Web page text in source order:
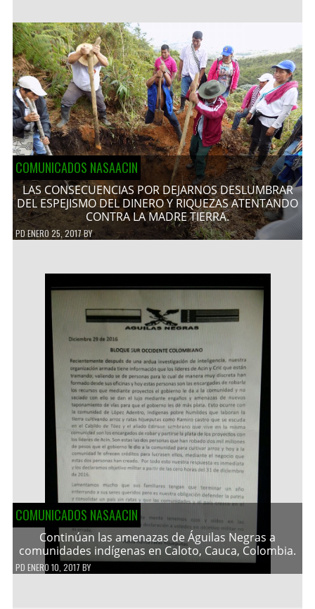
COMUNICADOS NASAACIN
LAS CONSECUENCIAS POR DEJARNOS DESLUMBRAR
DEL ESPEJISMO DEL DINERO Y RIQUEZAS ATENTANDO
CONTRA LA MADRE TIERRA.
PDENERO 25, 2017BY
COMUNICADOS NASAACIN
Continúan las amenazas de Águilas Negras a
comunidades indígenas en Caloto, Cauca, Colombia.
PD ENERO 10, 2017 BY